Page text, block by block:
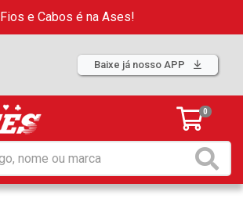
Fios e Cabos é na Ases!
Baixe já nosso APP
0